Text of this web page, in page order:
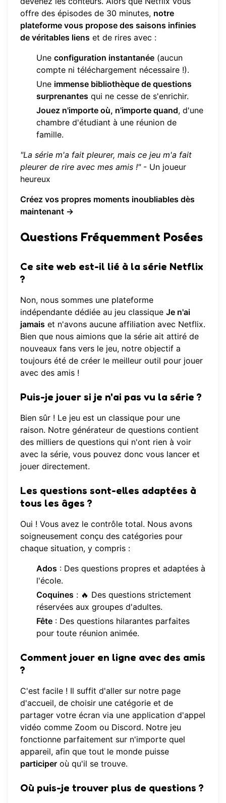
offre des épisodes de 30 minutes, notre
plateforme vous propose des saisons infinies
de véritables liens et de rires avec :
Une configuration instantanée (aucun
compte ni téléchargement nécessaire !).
Une immense bibliothèque de questions
surprenantes qui ne cesse de s'enrichir.
Jouez n'importe où, n'importe quand, d'une
chambre d'étudiant à une réunion de
famille.
"La série m'a fait pleurer, mais ce jeu m'a fait
pleurer de rire avec mes amis !"- Un joueur
heureux
Créez vos propres moments inoubliables dès
maintenant →
Questions Fréquemment Posées
Ce site web est-il lié à la série Netflix
?
Non, nous sommes une plateforme
indépendante dédiée au jeu classique Je n'ai
jamais et n'avons aucune affiliation avec Netflix.
Bien que nous aimions que la série ait attiré de
nouveaux fans vers le jeu, notre objectif a
toujours été de créer le meilleur outil pour jouer
avec des amis !
Puis-je jouer si je n'ai pas vu la série ?
Bien sûr ! Le jeu est un classique pour une
raison. Notre générateur de questions contient
des milliers de questions qui n'ont rien à voir
avec la série, vous pouvez donc vous lancer et
jouer directement.
Les questions sont-elles adaptées à
tous les âges ?
Oui ! Vous avez le contrôle total. Nous avons
soigneusement conçu des catégories pour
chaque situation, y compris :
Ados : Des questions propres et adaptées à
l'école.
Coquines : 🔥 Des questions strictement
réservées aux groupes d'adultes.
Fête : Des questions hilarantes parfaites
pour toute réunion animée.
Comment jouer en ligne avec des amis
?
C'est facile ! Il suffit d'aller sur notre page
d'accueil, de choisir une catégorie et de
partager votre écran via une application d'appel
vidéo comme Zoom ou Discord. Notre jeu
fonctionne parfaitement sur n'importe quel
appareil, afin que tout le monde puisse
participer où qu'il se trouve.
Où puis-je trouver plus de questions ?